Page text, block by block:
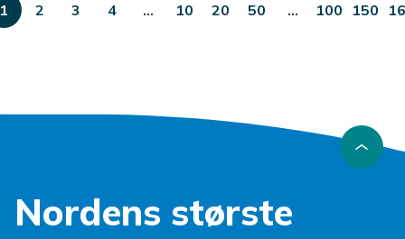
2 3 4 … 10 20 50 … 100 150
Nordens største